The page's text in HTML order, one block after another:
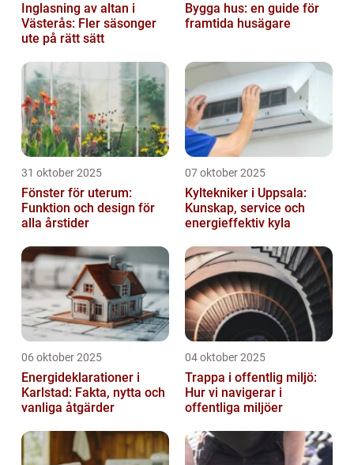
Inglasning av altan i
Västerås: Fler säsonger
ute på rätt sätt
Bygga hus: en guide för
framtida husägare
31 oktober 2025
Fönster för uterum:
Funktion och design för
alla årstider
07 oktober 2025
Kyltekniker i Uppsala:
Kunskap, service och
energieffektiv kyla
06 oktober 2025
Energideklarationer i
Karlstad: Fakta, nytta och
vanliga åtgärder
04 oktober 2025
Trappa i offentlig miljö:
Hur vi navigerar i
offentliga miljöer